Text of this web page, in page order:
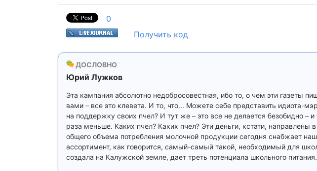
0
Получить код
ДОСЛОВНО
Юрий Лужков
Эта кампания абсолютно недобросовестная, ибо то, о чем эти газеты
вами – все это клевета. И то, что... Можете себе представить идиота-
на поддержку своих пчел? И тут же – это все не делается безобидно –
раза меньше. Каких пчел? Каких пчел? Эти деньги, кстати, направлены
общего объема потребления молочной продукции сегодня снабжает
ассортимент, как говорится, самый-самый такой, необходимый для
создала на Калужской земле, дает треть потенциала школьного